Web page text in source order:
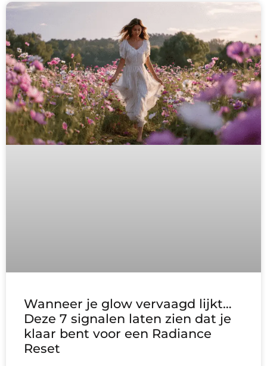
Wanneer je glow vervaagd lijkt…
Deze 7 signalen laten zien dat je
klaar bent voor een Radiance
Reset